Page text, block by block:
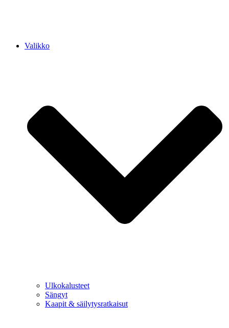
Valikko
Ulkokalusteet
Sängyt
Kaapit & säilytysratkaisut